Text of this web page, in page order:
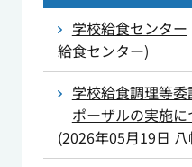
学校給食センター
給食センター)
学校給食調理等
ポーザルの実施に
(2026年05月19日